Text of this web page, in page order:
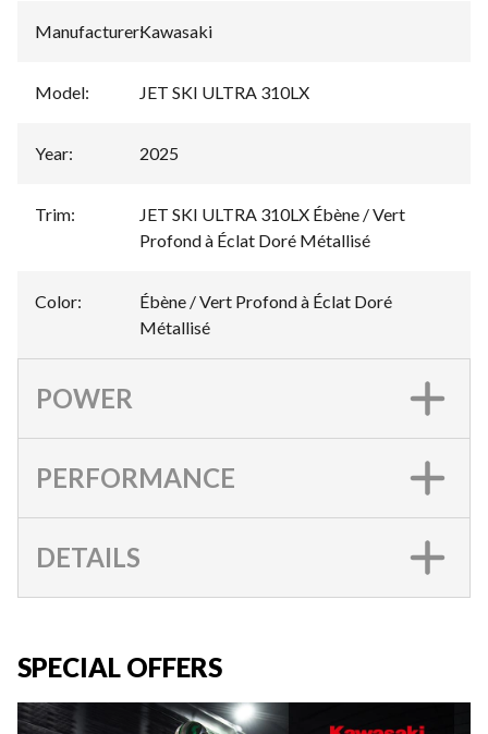
Manufacturer:Kawasaki
Model: JET SKI ULTRA 310LX
Year: 2025
Trim:
JET SKI ULTRA 310LX Ébène / Vert
Profond à Éclat Doré Métallisé
Color:
Ébène / Vert Profond à Éclat Doré
Métallisé
POWER
PERFORMANCE
DETAILS
SPECIAL OFFERS